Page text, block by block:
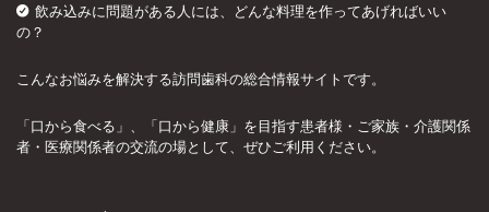
飲み込みに問題がある人には、どんな料理を作ってあげればいい
の？
こんなお悩みを解決する訪問歯科の総合情報サイトです。
「口から食べる」、「口から健康」を目指す患者様・ご家族・介護関係
者・医療関係者の交流の場として、ぜひご利用ください。